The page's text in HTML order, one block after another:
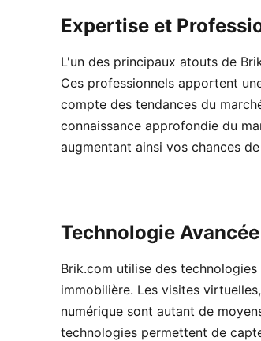
Expertise et
L'un des principaux atouts de
Ces professionnels apportent
compte des tendances du
connaissance approfondie du
augmentant ainsi vos chances
Technologie Avancée
Brik.com utilise des
immobilière. Les visites
numérique sont autant de
technologies permettent de